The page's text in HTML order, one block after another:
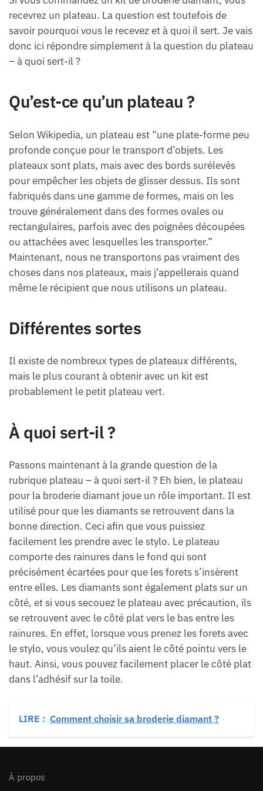
recevrez un plateau. La question est toutefois de
savoir pourquoi vous le recevez et à quoi il sert. Je vais
donc ici répondre simplement à la question du plateau
– à quoi sert-il ?
Qu’est-ce qu’un plateau ?
Selon Wikipedia, un plateau est “une plate-forme peu
profonde conçue pour le transport d’objets. Les
plateaux sont plats, mais avec des bords surélevés
pour empêcher les objets de glisser dessus. Ils sont
fabriqués dans une gamme de formes, mais on les
trouve généralement dans des formes ovales ou
rectangulaires, parfois avec des poignées découpées
ou attachées avec lesquelles les transporter.”
Maintenant, nous ne transportons pas vraiment des
choses dans nos plateaux, mais j’appellerais quand
même le récipient que nous utilisons un plateau.
Différentes sortes
Il existe de nombreux types de plateaux différents,
mais le plus courant à obtenir avec un kit est
probablement le petit plateau vert.
À quoi sert-il ?
Passons maintenant à la grande question de la
rubrique plateau – à quoi sert-il ? Eh bien, le plateau
pour la broderie diamant joue un rôle important. Il est
utilisé pour que les diamants se retrouvent dans la
bonne direction. Ceci afin que vous puissiez
facilement les prendre avec le stylo. Le plateau
comporte des rainures dans le fond qui sont
précisément écartées pour que les forets s’insèrent
entre elles. Les diamants sont également plats sur un
côté, et si vous secouez le plateau avec précaution, ils
se retrouvent avec le côté plat vers le bas entre les
rainures. En effet, lorsque vous prenez les forets avec
le stylo, vous voulez qu’ils aient le côté pointu vers le
haut. Ainsi, vous pouvez facilement placer le côté plat
dans l’adhésif sur la toile.
LIRE : Comment choisir sa broderie diamant ?
À propos